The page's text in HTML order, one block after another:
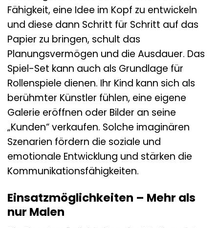
Fähigkeit, eine Idee im Kopf zu entwickeln
und diese dann Schritt für Schritt auf das
Papier zu bringen, schult das
Planungsvermögen und die Ausdauer. Das
Spiel-Set kann auch als Grundlage für
Rollenspiele dienen. Ihr Kind kann sich als
berühmter Künstler fühlen, eine eigene
Galerie eröffnen oder Bilder an seine
„Kunden“ verkaufen. Solche imaginären
Szenarien fördern die soziale und
emotionale Entwicklung und stärken die
Kommunikationsfähigkeiten.
Einsatzmöglichkeiten – Mehr als
nur Malen